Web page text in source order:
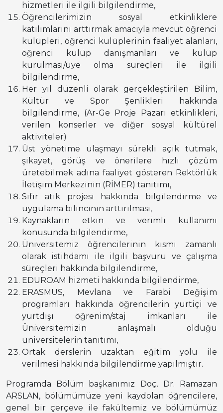
hizmetleri ile ilgili bilgilendirme,
Öğrencilerimizin sosyal etkinliklere
katılımlarını arttırmak amacıyla mevcut öğrenci
kulüpleri, öğrenci kulüplerinin faaliyet alanları,
öğrenci kulüp danışmanları ve kulüp
kurulması/üye olma süreçleri ile ilgili
bilgilendirme,
Her yıl düzenli olarak gerçekleştirilen Bilim,
Kültür ve Spor Şenlikleri hakkında
bilgilendirme, (Ar-Ge Proje Pazarı etkinlikleri,
verilen konserler ve diğer sosyal kültürel
aktiviteler)
Üst yönetime ulaşmayı sürekli açık tutmak,
şikayet, görüş ve önerilere hızlı çözüm
üretebilmek adına faaliyet gösteren Rektörlük
İletişim Merkezinin (RİMER) tanıtımı,
Sıfır atık projesi hakkında bilgilendirme ve
uygulama bilincinin arttırılması,
Kaynakların etkin ve verimli kullanımı
konusunda bilgilendirme,
Üniversitemiz öğrencilerinin kısmi zamanlı
olarak istihdamı ile ilgili başvuru ve çalışma
süreçleri hakkında bilgilendirme,
EDUROAM hizmeti hakkında bilgilendirme,
ERASMUS, Mevlana ve Farabi Değişim
programları hakkında öğrencilerin yurtiçi ve
yurtdışı öğrenim/staj imkanları ile
Üniversitemizin anlaşmalı olduğu
üniversitelerin tanıtımı,
Ortak derslerin uzaktan eğitim yolu ile
verilmesi hakkında bilgilendirme yapılmıştır.
Programda Bölüm başkanımız Doç. Dr. Ramazan
ARSLAN, bölümümüze yeni kaydolan öğrencilere,
genel bir çerçeve ile fakültemiz ve bölümümüz